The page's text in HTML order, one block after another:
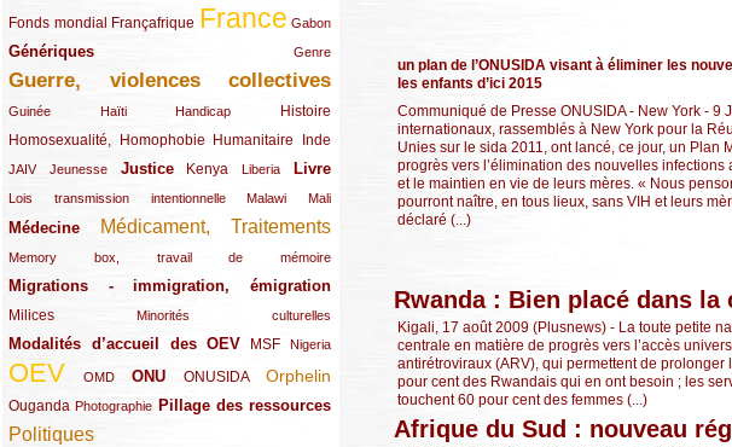
Fonds mondial
(48/289) Françafrique
(39/289) France
(289/289) Gabon
(12/289)
Génériques
(59/289) Genre
(22/289)
Guerre, violences collectives
(149/289)
Guinée
(12/289) Haïti
(15/289) Handicap
(10/289) Histoire
(49/289)
Homosexualité, Homophobie
(44/289) Humanitaire
(47/289) Inde
(34/289)
JAIV
(10/289)Jeunesse
(21/289) Justice
(65/289) Kenya
(35/289) Liberia
(25/289) Livre
(62/289)
Lois transmission intentionnelle
(24/289) Malawi
(11/289) Mali
(21/289)
Médecine
(62/289) Médicament, Traitements
(142/289)
Memory box, travail de mémoire
(11/289)
Migrations - immigration, émigration
(67/289)
Milices
(34/289) Minorités culturelles
(15/289)
Modalités d’accueil des OEV
(58/289) MSF
(54/289) Nigeria
(27/289)
OEV
(269/289) OMD
(26/289) ONU
(58/289) ONUSIDA
(44/289) Orphelin
(112/289)
Ouganda
(29/289) Photographie
(27/289) Pillage des ressources
(77/289)
Politiques
(120/289)
un plan de l’ONUSIDA visant à éliminer les
les enfants d’ici 2015
Communiqué de Presse ONUSIDA - New York - 9
internationaux, rassemblés à New York pour la
Unies sur le sida 2011, ont lancé, ce jour, un Plan
progrès vers l’élimination des nouvelles infections
et le maintien en vie de leurs mères. « Nous
pourront naître, en tous lieux, sans VIH et leurs
déclaré (...)
Rwanda : Bien placé dans
Kigali, 17 août 2009 (Plusnews) - La toute petite
centrale en matière de progrès vers l’accès
antirétroviraux (ARV), qui permettent de
pour cent des Rwandais qui en ont besoin ; les
touchent 60 pour cent des femmes (...)
Afrique du Sud : nouveau